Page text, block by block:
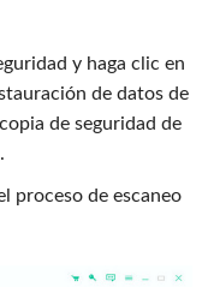
y haga clic en
de datos de
de seguridad de
proceso de escaneo